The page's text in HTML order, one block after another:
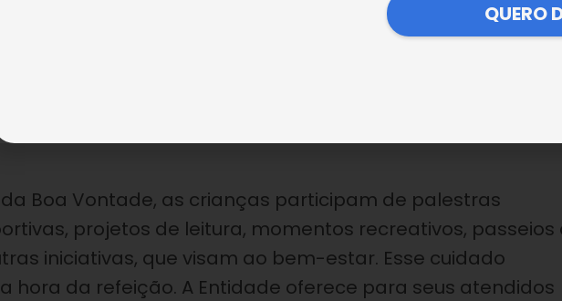
conheceram o trabalho desenvolvido pela Legião da Boa
“É com grande prazer que viemos a LBV para
esse maravilhoso trabalho!”, expressou Seabra.
Boa Vontade, as crianças participam de palestras
projetos de leitura, momentos recreativos, passeios
iniciativas, que visam ao bem-estar. Esse cuidado
hora da refeição. A Entidade oferece para seus atendidos
QUERO